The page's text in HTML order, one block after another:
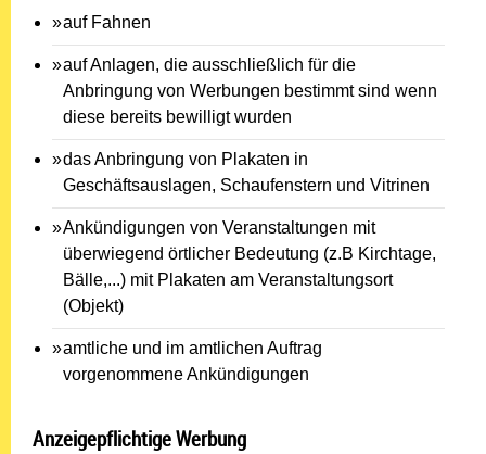
auf Fahnen
auf Anlagen, die ausschließlich für die
Anbringung von Werbungen bestimmt sind wenn
diese bereits bewilligt wurden
das Anbringung von Plakaten in
Geschäftsauslagen, Schaufenstern und Vitrinen
Ankündigungen von Veranstaltungen mit
überwiegend örtlicher Bedeutung (z.B Kirchtage,
Bälle,...) mit Plakaten am Veranstaltungsort
(Objekt)
amtliche und im amtlichen Auftrag
vorgenommene Ankündigungen
Anzeigepflichtige Werbung